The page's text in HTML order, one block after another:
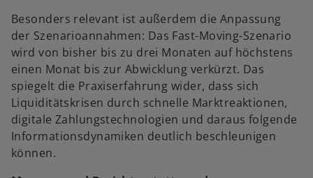
Besonders relevant ist außerdem die Anpassung
der Szenarioannahmen: Das Fast-Moving-Szenario
wird von bisher bis zu drei Monaten auf höchstens
einen Monat bis zur Abwicklung verkürzt. Das
spiegelt die Praxiserfahrung wider, dass sich
Liquiditätskrisen durch schnelle Marktreaktionen,
digitale Zahlungstechnologien und daraus folgende
Informationsdynamiken deutlich beschleunigen
können.